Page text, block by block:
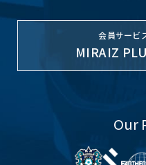
会員サービ
MIRAIZ
Our